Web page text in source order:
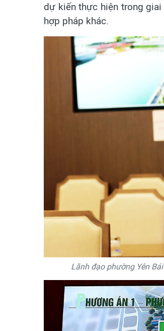
dự kiến thực hiện trong
hợp pháp khác.
Lãnh đạo phường Yên